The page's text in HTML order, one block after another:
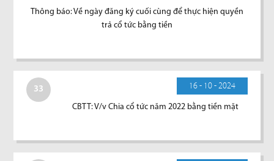
Thông báo: Về ngày đăng ký cuối cùng để thực hiện quyền
trả cổ tức bằng tiền
33 16 - 10 - 2024
CBTT: V/v Chia cổ tức năm 2022 bằng tiền mặt